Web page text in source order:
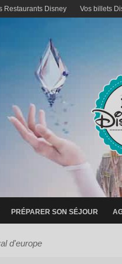
Restaurants Disney Vos billets
PRÉPARER SON SÉJOUR
d'europe